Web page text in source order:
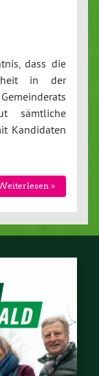
dass die
in der
sämtliche
Kandidaten
»